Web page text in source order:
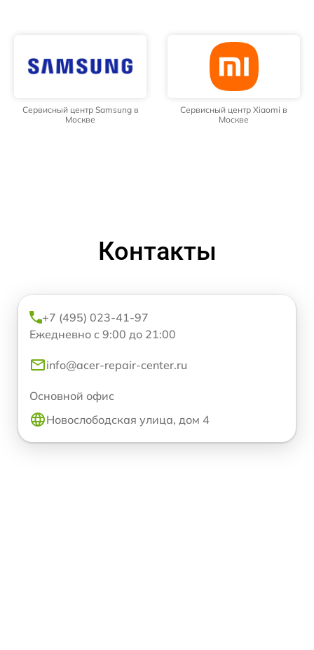
Сервисный центр Samsung в
Москве
Сервисный центр Xiaomi в
Москве
Контакты
+7 (495) 023-41-97
Ежедневно с 9:00 до 21:00
info@acer-repair-center.ru
Основной офис
Новослободская улица, дом 4